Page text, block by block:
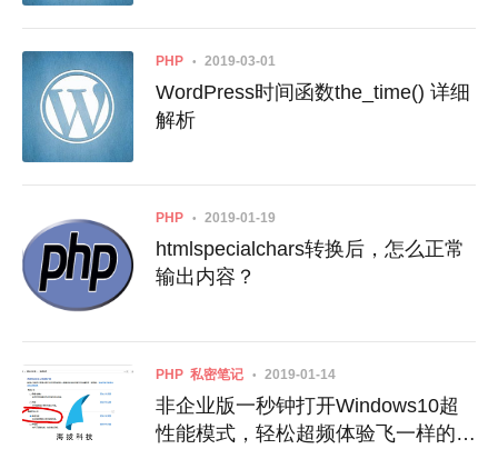
PHP 2019-03-01
WordPress时间函数the_time() 详细
解析
PHP 2019-01-19
htmlspecialchars转换后，怎么正常
输出内容？
PHP 私密笔记 2019-01-14
非企业版一秒钟打开Windows10超
性能模式，轻松超频体验飞一样的感